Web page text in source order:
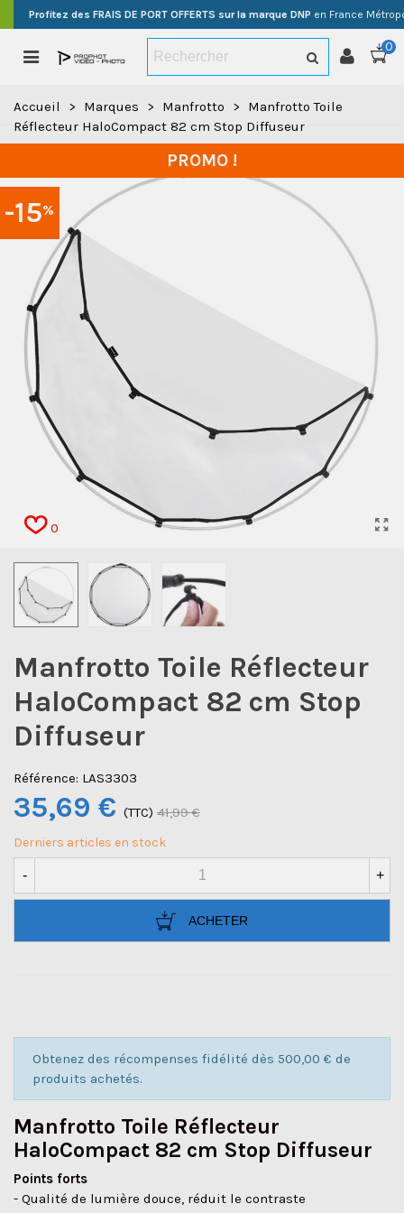
Profitez des FRAIS DE PORT OFFERTS sur la marque DNP en France
0
Accueil > Marques > Manfrotto >
Manfrotto Toile
Réflecteur HaloCompact 82 cm Stop Diffuseur
-15%
PROMO !
0
Manfrotto Toile Réflecteur
HaloCompact 82 cm Stop
Diffuseur
Référence: LAS3303
35,69 € (TTC) 41,99 €
Derniers articles en stock
- +
ACHETER
Obtenez des récompenses fidélité dès 500,00 € de
produits achetés.
Manfrotto Toile Réflecteur
HaloCompact 82 cm Stop Diffuseur
Points forts
- Qualité de lumière douce, réduit le contraste